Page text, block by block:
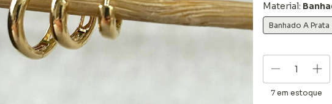
Material:
Banhado A Prata
7em estoque